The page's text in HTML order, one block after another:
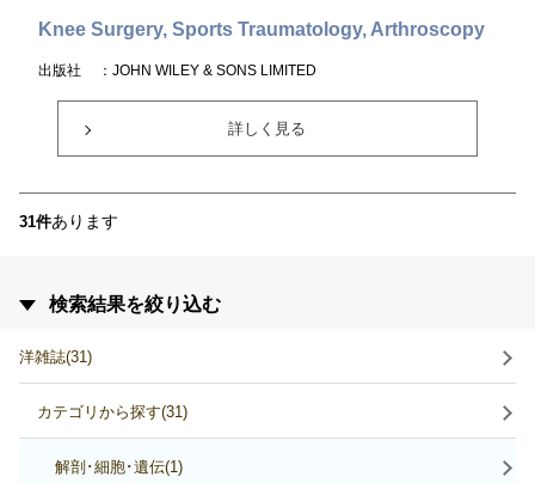
Knee Surgery, Sports Traumatology, Arthroscopy
出版社 ：JOHN WILEY & SONS LIMITED
詳しく見る
31件あります
検索結果を絞り込む
洋雑誌(31)
カテゴリから探す(31)
解剖･細胞･遺伝(1)